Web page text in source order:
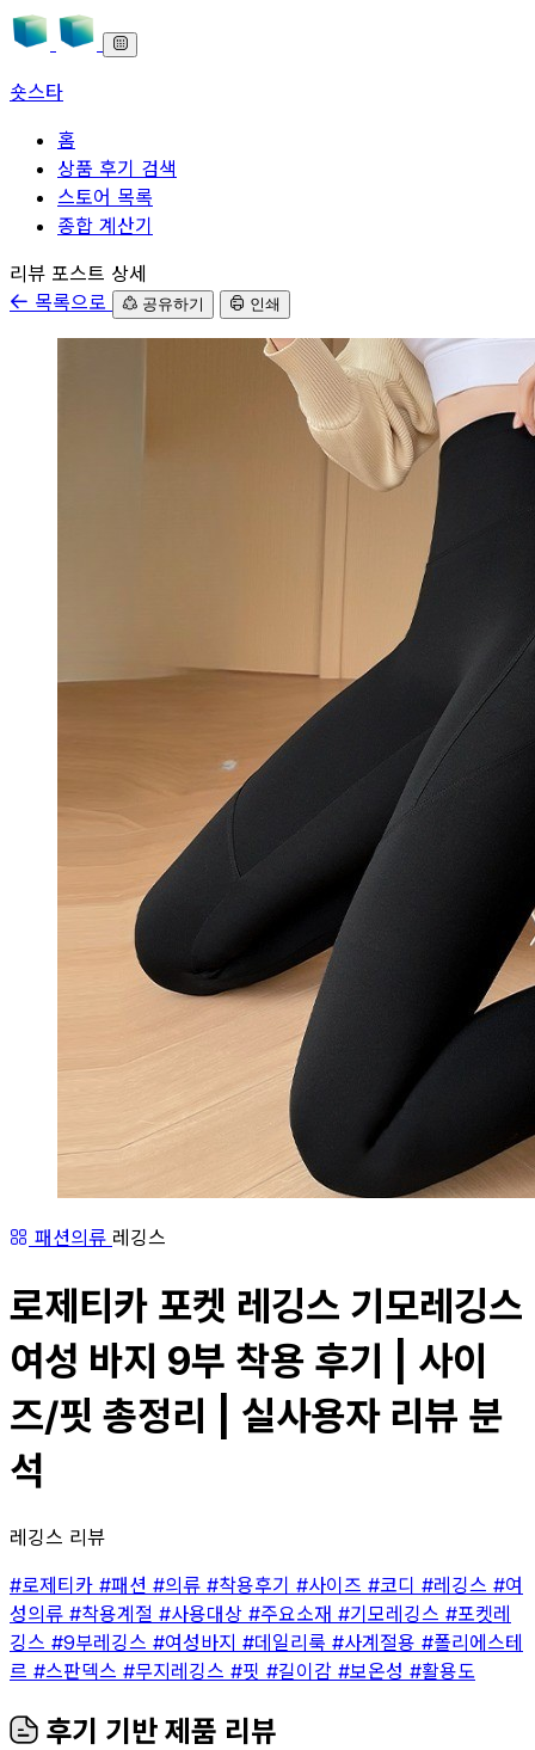
숏스타
홈
상품 후기 검색
스토어 목록
종합 계산기
본문으로 바로가기
리뷰 포스트 상세
목록으로
공유하기 인쇄
패션의류 레깅스
로제티카 포켓 레깅스 기모레깅스
여성 바지 9부 착용 후기 | 사이
즈/핏 총정리 | 실사용자 리뷰 분
석
레깅스 리뷰
#로제티카 #패션 #의류 #착용후기 #사이즈 #코디 #레깅스 #여
성의류 #착용계절 #사용대상 #주요소재 #기모레깅스 #포켓레
깅스 #9부레깅스 #여성바지 #데일리룩 #사계절용 #폴리에스테
르 #스판덱스 #무지레깅스 #핏 #길이감 #보온성 #활용도
후기 기반 제품 리뷰